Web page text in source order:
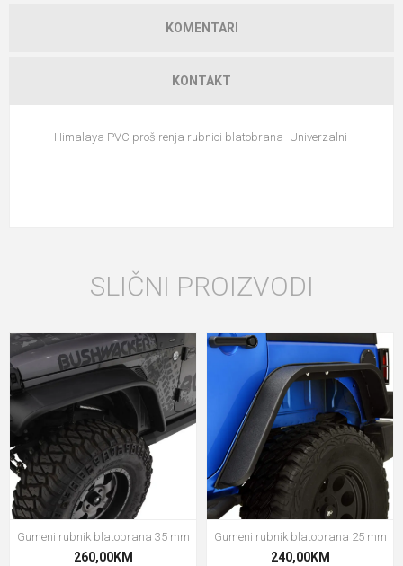
KOMENTARI
KONTAKT
Himalaya PVC proširenja rubnici blatobrana -Univerzalni
SLIČNI PROIZVODI
Gumeni rubnik blatobrana 35 mm
260,00KM
Gumeni rubnik blatobrana 25 mm
240,00KM